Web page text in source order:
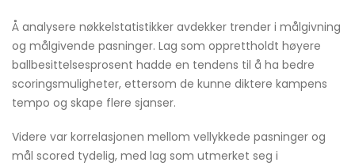
Å analysere nøkkelstatistikker avdekker trender i målgivning
og målgivende pasninger. Lag som opprettholdt høyere
ballbesittelsesprosent hadde en tendens til å ha bedre
scoringsmuligheter, ettersom de kunne diktere kampens
tempo og skape flere sjanser.
Videre var korrelasjonen mellom vellykkede pasninger og
mål scored tydelig, med lag som utmerket seg i